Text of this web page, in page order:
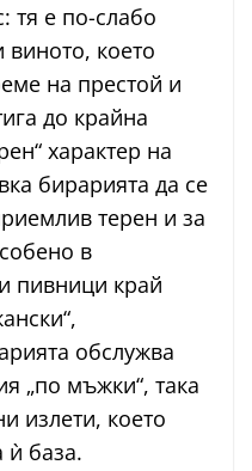
тя е по-слабо
виното, което
на престой и
до крайна
характер на
бирарията да се
терен и за
в
пивници край
обслужва
„по мъжки“, така
излети, което
ѝ база.